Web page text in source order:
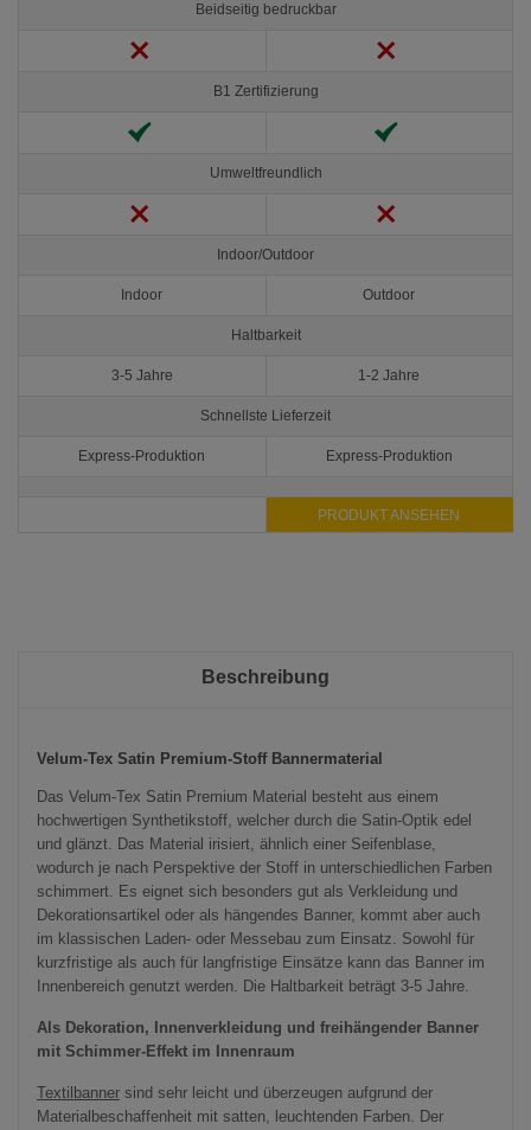
Beidseitig bedruckbar
B1 Zertifizierung
Umweltfreundlich
Indoor/Outdoor
Indoor Outdoor
Haltbarkeit
3-5 Jahre 1-2 Jahre
Schnellste Lieferzeit
Express-Produktion Express-Produktion
PRODUKT ANSEHEN
Beschreibung
Velum-Tex Satin Premium-Stoff Bannermaterial
Das Velum-Tex Satin Premium Material besteht aus einem
hochwertigen Synthetikstoff, welcher durch die Satin-Optik edel
und glänzt. Das Material irisiert, ähnlich einer Seifenblase,
wodurch je nach Perspektive der Stoff in unterschiedlichen Farben
schimmert. Es eignet sich besonders gut als Verkleidung und
Dekorationsartikel oder als hängendes Banner, kommt aber auch
im klassischen Laden- oder Messebau zum Einsatz. Sowohl für
kurzfristige als auch für langfristige Einsätze kann das Banner im
Innenbereich genutzt werden. Die Haltbarkeit beträgt 3-5 Jahre.
Als Dekoration, Innenverkleidung und freihängender Banner
mit Schimmer-Effekt im Innenraum
Textilbanner sind sehr leicht und überzeugen aufgrund der
Materialbeschaffenheit mit satten, leuchtenden Farben. Der